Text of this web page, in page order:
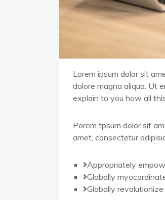
Lorem ipsum dolor sit
dolore magna aliqua. Ut
explain to you how all
Porem tpsum dolor sit
amet, consectetur
Appropriately
Globally
Globally